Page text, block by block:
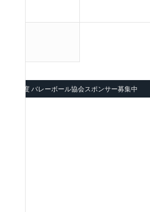
2026年度 バレーボール協会スポンサー募集中